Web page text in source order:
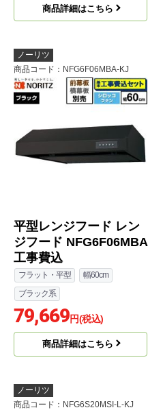
商品詳細はこちら
ノーリツ
商品コード ：NFG6F06MBA-KJ
平型レンジフード レン
ジフード NFG6F06MBA
工事費込
フラット・平型
幅60cm
ブラック系
79,669円(税込)
商品詳細はこちら
ノーリツ
商品コード ：NFG6S20MSI-L-KJ